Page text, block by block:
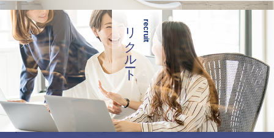
recruit
リクルート